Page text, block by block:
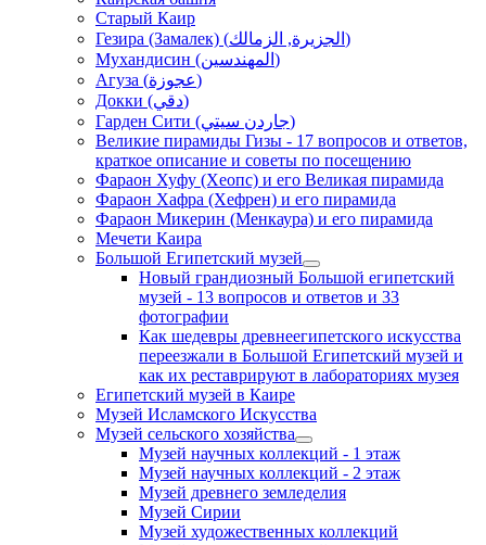
Старый Каир
Гезира (Замалек) (الجزيرة, الزمالك)
Мухандисин (المهندسين)
Агуза (عجوزة)
Докки (دقي)
Гарден Сити (جاردن سيتي)
Великие пирамиды Гизы - 17 вопросов и ответов,
краткое описание и советы по посещению
Фараон Хуфу (Хеопс) и его Великая пирамида
Фараон Хафра (Хефрен) и его пирамида
Фараон Микерин (Менкаура) и его пирамида
Мечети Каира
Большой Египетский музей
Новый грандиозный Большой египетский
музей - 13 вопросов и ответов и 33
фотографии
Как шедевры древнеегипетского искусства
переезжали в Большой Египетский музей и
как их реставрируют в лабораториях музея
Египетский музей в Каире
Музей Исламского Искусства
Музей сельского хозяйства
Музей научных коллекций - 1 этаж
Музей научных коллекций - 2 этаж
Музей древнего земледелия
Музей Сирии
Музей художественных коллекций